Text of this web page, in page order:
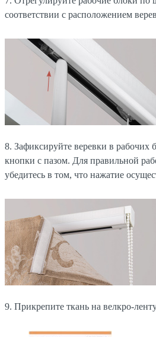
соответствии с расположением
8. Зафиксируйте веревки в рабочих
кнопки с пазом. Для правильной
убедитесь в том, что нажатие
9. Прикрепите ткань на велкро-